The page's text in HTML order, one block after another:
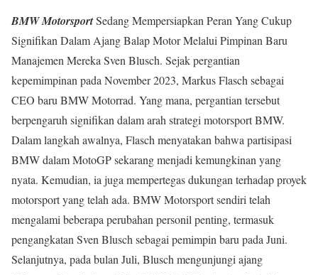
BMW MotorsportSedang Mempersiapkan Peran Yang Cukup
Signifikan Dalam Ajang Balap Motor Melalui Pimpinan Baru
Manajemen Mereka Sven Blusch. Sejak pergantian
kepemimpinan pada November 2023, Markus Flasch sebagai
CEO baru BMW Motorrad. Yang mana, pergantian tersebut
berpengaruh signifikan dalam arah strategi motorsport BMW.
Dalam langkah awalnya, Flasch menyatakan bahwa partisipasi
BMW dalam MotoGP sekarang menjadi kemungkinan yang
nyata. Kemudian, ia juga mempertegas dukungan terhadap proyek
motorsport yang telah ada. BMW Motorsport sendiri telah
mengalami beberapa perubahan personil penting, termasuk
pengangkatan Sven Blusch sebagai pemimpin baru pada Juni.
Selanjutnya, pada bulan Juli, Blusch mengunjungi ajang